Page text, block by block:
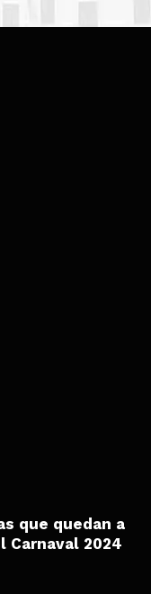
que quedan a
Carnaval 2024